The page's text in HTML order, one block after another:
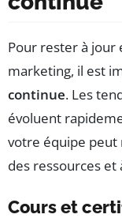
Pour rester à
marketing, il est
continue. Les
évoluent
votre équipe
des ressources et
Cours et